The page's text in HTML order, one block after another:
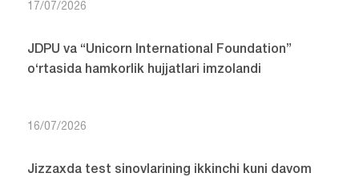
17/07/2026
JDPU va “Unicorn International Foundation”
o‘rtasida hamkorlik hujjatlari imzolandi
16/07/2026
Jizzaxda test sinovlarining ikkinchi kuni davom